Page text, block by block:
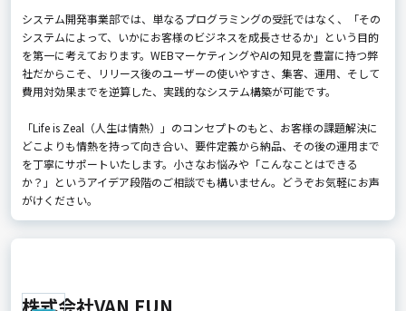
システム開発事業部では、単なるプログラミングの受託ではなく、「その
システムによって、いかにお客様のビジネスを成長させるか」という目的
を第一に考えております。WEBマーケティングやAIの知見を豊富に持つ弊
社だからこそ、リリース後のユーザーの使いやすさ、集客、運用、そして
費用対効果までを逆算した、実践的なシステム構築が可能です。
「Life is Zeal（人生は情熱）」のコンセプトのもと、お客様の課題解決に
どこよりも情熱を持って向き合い、要件定義から納品、その後の運用まで
を丁寧にサポートいたします。小さなお悩みや「こんなことはできる
か？」というアイデア段階のご相談でも構いません。どうぞお気軽にお声
がけください。